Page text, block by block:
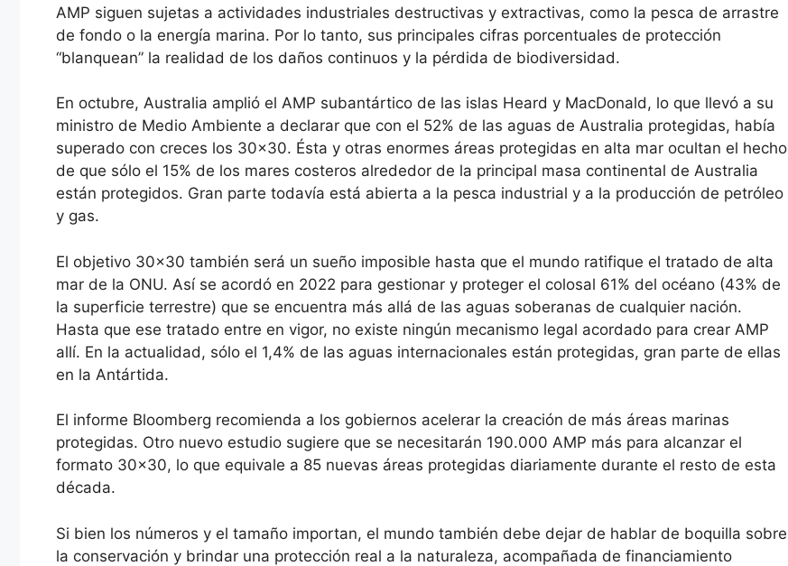
AMP siguen sujetas a actividades industriales destructivas y extractivas, como la pesca de arrastre
de fondo o la energía marina. Por lo tanto, sus principales cifras porcentuales de protección
“blanquean” la realidad de los daños continuos y la pérdida de biodiversidad.
En octubre, Australia amplió el AMP subantártico de las islas Heard y MacDonald, lo que llevó a su
ministro de Medio Ambiente a declarar que con el 52% de las aguas de Australia protegidas, había
superado con creces los 30×30. Ésta y otras enormes áreas protegidas en alta mar ocultan el hecho
de que sólo el 15% de los mares costeros alrededor de la principal masa continental de Australia
están protegidos. Gran parte todavía está abierta a la pesca industrial y a la producción de petróleo
y gas.
El objetivo 30×30 también será un sueño imposible hasta que el mundo ratifique el tratado de alta
mar de la ONU. Así se acordó en 2022 para gestionar y proteger el colosal 61% del océano (43% de
la superficie terrestre) que se encuentra más allá de las aguas soberanas de cualquier nación.
Hasta que ese tratado entre en vigor, no existe ningún mecanismo legal acordado para crear AMP
allí. En la actualidad, sólo el 1,4% de las aguas internacionales están protegidas, gran parte de ellas
en la Antártida.
El informe Bloomberg recomienda a los gobiernos acelerar la creación de más áreas marinas
protegidas. Otro nuevo estudio sugiere que se necesitarán 190.000 AMP más para alcanzar el
formato 30×30, lo que equivale a 85 nuevas áreas protegidas diariamente durante el resto de esta
década.
Si bien los números y el tamaño importan, el mundo también debe dejar de hablar de boquilla sobre
la conservación y brindar una protección real a la naturaleza, acompañada de financiamiento